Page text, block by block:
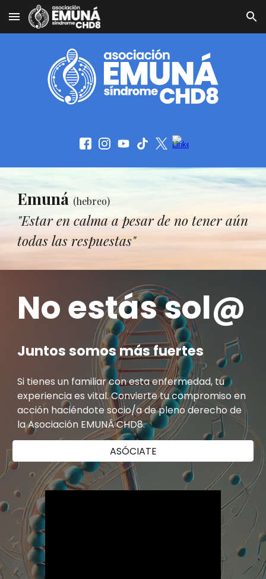
Skip to main content Skip to navigation
Emuná (hebreo)
"Estar en calma a pesar de no tener aún
todas las respuestas"
No estás sol@
Juntos somos más fuertes
Si tienes un familiar con esta enfermedad, tu
experiencia es vital. Convierte tu compromiso en
acción haciéndote socio/a de pleno derecho de
la Asociación EMUNÁ CHD8.
ASÓCIATE